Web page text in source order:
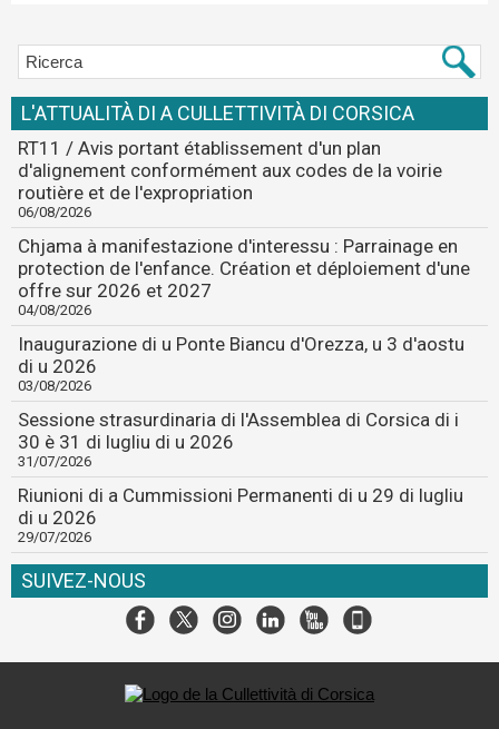
L'ATTUALITÀ DI A CULLETTIVITÀ DI CORSICA
RT11 / Avis portant établissement d'un plan
d'alignement conformément aux codes de la voirie
routière et de l'expropriation
06/08/2026
Chjama à manifestazione d'interessu : Parrainage en
protection de l'enfance. Création et déploiement d'une
offre sur 2026 et 2027
04/08/2026
Inaugurazione di u Ponte Biancu d'Orezza, u 3 d'aostu
di u 2026
03/08/2026
Sessione strasurdinaria di l'Assemblea di Corsica di i
30 è 31 di lugliu di u 2026
31/07/2026
Riunioni di a Cummissioni Permanenti di u 29 di lugliu
di u 2026
29/07/2026
SUIVEZ-NOUS